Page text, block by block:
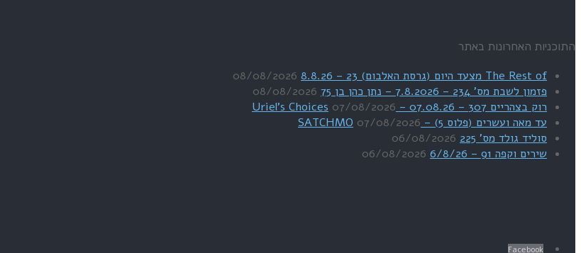
התוכניות האחרונות באתר
The Rest of מצעד היום (גרסת האלבום) 23 – 8.8.26
08/08/2026
פזמון לשבת מס' 234 – 7.8.2026 – נתן כהן בן 75
08/08/2026
רוק בצהריים 307 – 07.08.26 – Uriel's Choices
07/08/2026
עד מאה ועשרים (פלוס 5) – SATCHMO
07/08/2026
סוליד גולד מס' 225
06/08/2026
שירים וקפה 91 – 6/8/26
06/08/2026
Facebook